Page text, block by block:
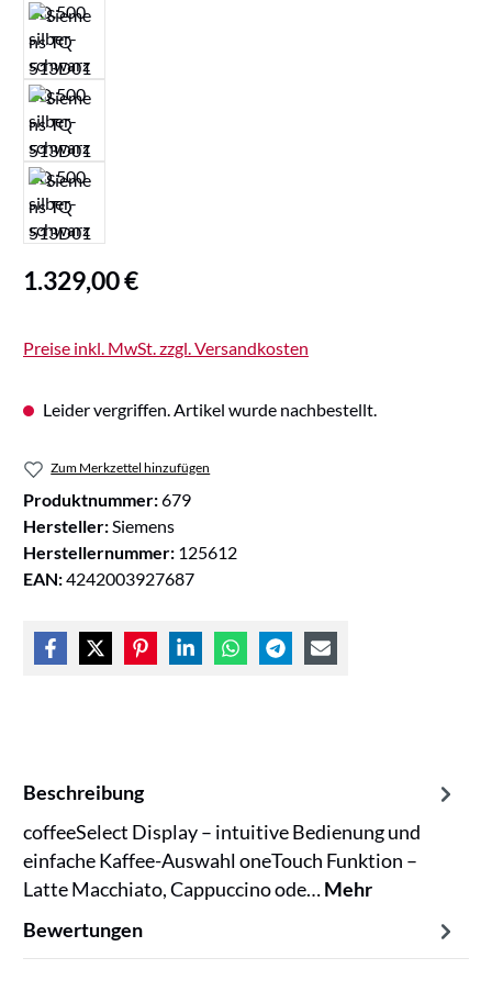
Regulärer Preis:
1.329,00 €
Preise inkl. MwSt. zzgl. Versandkosten
Leider vergriffen. Artikel wurde nachbestellt.
Zum Merkzettel hinzufügen
Produktnummer:679
Hersteller: Siemens
Herstellernummer: 125612
EAN:4242003927687
Beschreibung
coffeeSelect Display – intuitive Bedienung und
einfache Kaffee-Auswahl oneTouch Funktion –
Latte Macchiato, Cappuccino ode…Mehr
Bewertungen